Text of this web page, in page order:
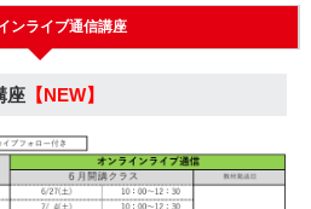
ンライブ通信講座
座 【NEW】